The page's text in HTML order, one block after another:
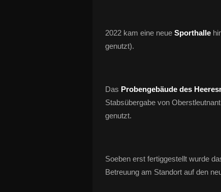
2022 kam eine neue Sporthalle
genutzt).
Das Probengebäude des
Stabsübergabe von
genutzt.
Soeben erst fertiggestellt wurde
Betreuung am Standort auf den